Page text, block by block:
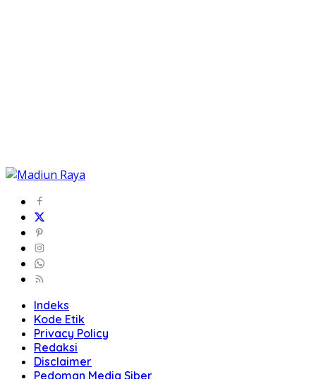
Indeks
Kode Etik
Privacy Policy
Redaksi
Disclaimer
Pedoman Media Siber